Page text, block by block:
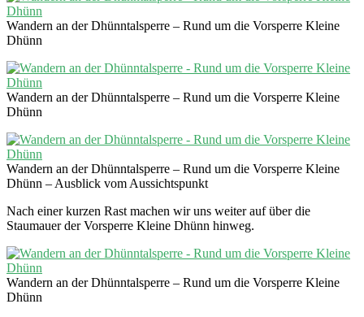
Wandern an der Dhünntalsperre – Rund um die Vorsperre Kleine
Dhünn
Wandern an der Dhünntalsperre – Rund um die Vorsperre Kleine
Dhünn
Wandern an der Dhünntalsperre – Rund um die Vorsperre Kleine
Dhünn – Ausblick vom Aussichtspunkt
Nach einer kurzen Rast machen wir uns weiter auf über die
Staumauer der Vorsperre Kleine Dhünn hinweg.
Wandern an der Dhünntalsperre – Rund um die Vorsperre Kleine
Dhünn